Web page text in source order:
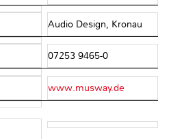
Audio Design, Kronau
07253 9465-0
www.musway.de